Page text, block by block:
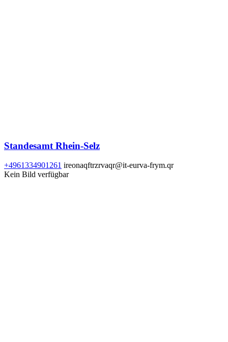
Standesamt Rhein-Selz
+4961334901261 ireonaqftrzrvaqr@it-eurva-frym.qr
Kein Bild verfügbar